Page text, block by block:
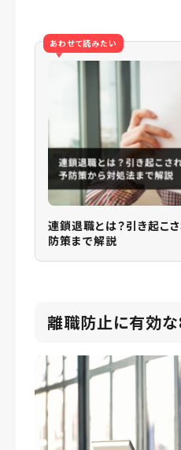
あわせて読みたい
連鎖退職とは？引き起こ
防策まで解説
離職防止に有効